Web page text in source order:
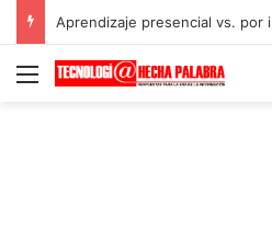
Aprendizaje presencial vs. por
Menú